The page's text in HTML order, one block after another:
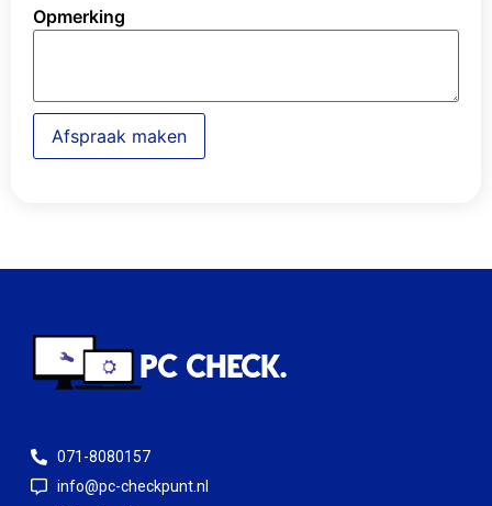
Opmerking
Afspraak maken
071-8080157
info@pc-checkpunt.nl